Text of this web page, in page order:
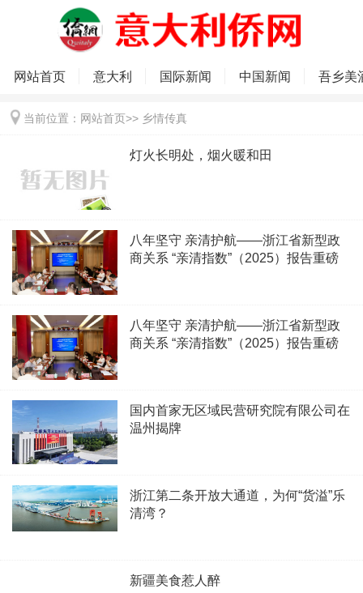
网站首页 意大利 国际新闻 中国新闻 吾乡美
当前位置： 网站首页>> 乡情传真
灯火长明处，烟火暖和田
八年坚守 亲清护航——浙江省新型政
商关系 “亲清指数”（2025）报告重磅
八年坚守 亲清护航——浙江省新型政
商关系 “亲清指数”（2025）报告重磅
国内首家无区域民营研究院有限公司在
温州揭牌
浙江第二条开放大通道，为何“货溢”乐
清湾？
新疆美食惹人醉